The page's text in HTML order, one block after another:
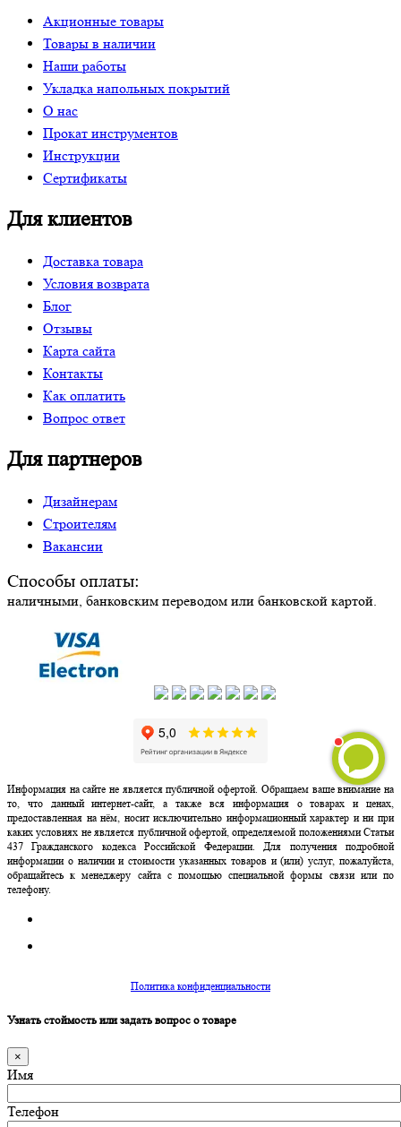
Акционные товары
Товары в наличии
Наши работы
Укладка напольных покрытий
О нас
Прокат инструментов
Инструкции
Сертификаты
Для клиентов
Доставка товара
Условия возврата
Блог
Отзывы
Карта сайта
Контакты
Как оплатить
Вопрос ответ
Для партнеров
Дизайнерам
Строителям
Вакансии
Способы оплаты:
наличными, банковским переводом или банковской картой.
Информация на сайте не является публичной офертой. Обращаем ваше внимание на
то, что данный интернет-сайт, а также вся информация о товарах и ценах,
предоставленная на нём, носит исключительно информационный характер и ни при
каких условиях не является публичной офертой, определяемой положениями Статьи
437 Гражданского кодекса Российской Федерации. Для получения подробной
информации о наличии и стоимости указанных товаров и (или) услуг, пожалуйста,
обращайтесь к менеджеру сайта с помощью специальной формы связи или по
телефону.
Политика конфиденциальности
Узнать стоймость или задать вопрос о товаре
×
Имя
Телефон